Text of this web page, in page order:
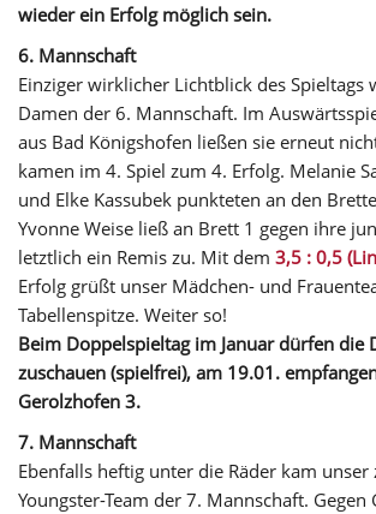
wieder ein Erfolg möglich sein.
6. Mannschaft
Einziger wirklicher Lichtblick des Spieltags
Damen der 6. Mannschaft. Im
aus Bad Königshofen ließen sie erneut
kamen im 4. Spiel zum 4. Erfolg. Melanie
und Elke Kassubek punkteten an den
Yvonne Weise ließ an Brett 1 gegen ihre
letztlich ein Remis zu. Mit dem 3,5 : 0,5
Erfolg grüßt unser Mädchen- und
Tabellenspitze. Weiter so!
Beim Doppelspieltag im Januar dürfen die
zuschauen (spielfrei), am 19.01.
Gerolzhofen 3.
7. Mannschaft
Ebenfalls heftig unter die Räder kam unser
Youngster-Team der 7. Mannschaft. Gegen